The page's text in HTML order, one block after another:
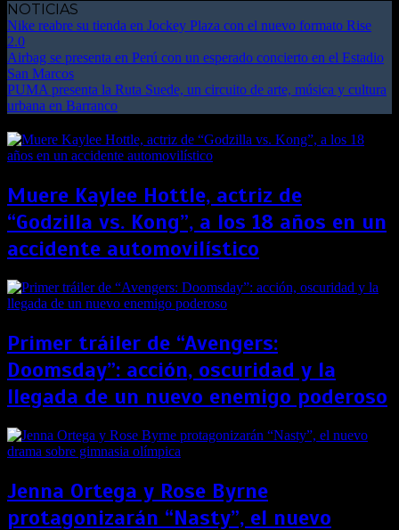
NOTICIAS
Nike reabre su tienda en Jockey Plaza con el nuevo formato Rise
2.0
Airbag se presenta en Perú con un esperado concierto en el Estadio
San Marcos
PUMA presenta la Ruta Suede, un circuito de arte, música y cultura
urbana en Barranco
Muere Kaylee Hottle, actriz de
“Godzilla vs. Kong”, a los 18 años en un
accidente automovilístico
Primer tráiler de “Avengers:
Doomsday”: acción, oscuridad y la
llegada de un nuevo enemigo poderoso
Jenna Ortega y Rose Byrne
protagonizarán “Nasty”, el nuevo